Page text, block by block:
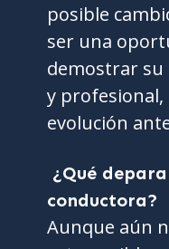
posible
ser una
demostrar su
y
evolución
¿Qué
conductora?
Aunque aún